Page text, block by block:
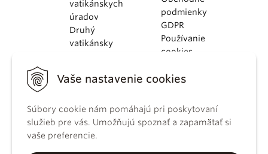
Vaše nastavenie cookies
Súbory cookie nám pomáhajú pri poskytovaní
služieb pre vás. Umožňujú spoznať a zapamätať si
vaše preferencie.
vatikánskych
úradov
Druhý
vatikánsky
KBS
kánonického
práva
Katechizmus
podmienky
GDPR
Používanie
cookies